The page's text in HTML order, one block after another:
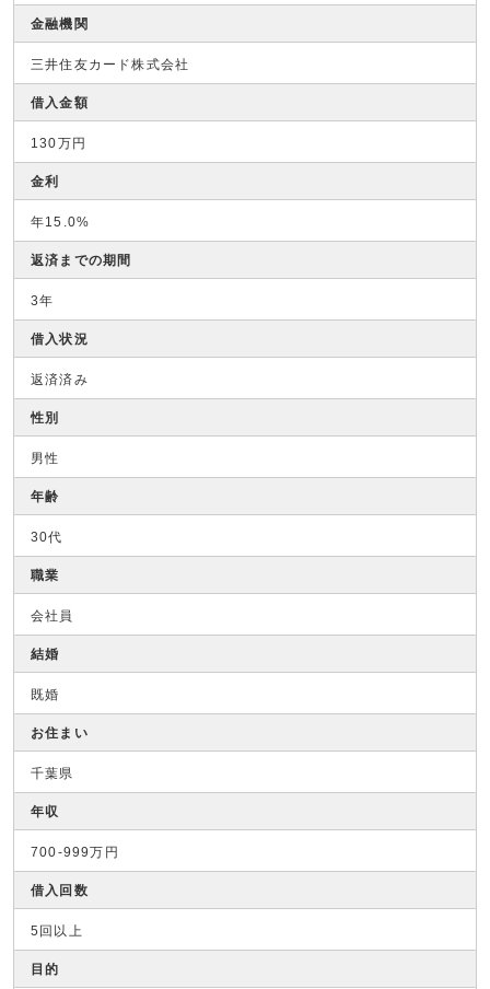
金融機関
三井住友カード株式会社
借入金額
130万円
金利
年15.0%
返済までの期間
3年
借入状況
返済済み
性別
男性
年齢
30代
職業
会社員
結婚
既婚
お住まい
千葉県
年収
700-999万円
借入回数
5回以上
目的